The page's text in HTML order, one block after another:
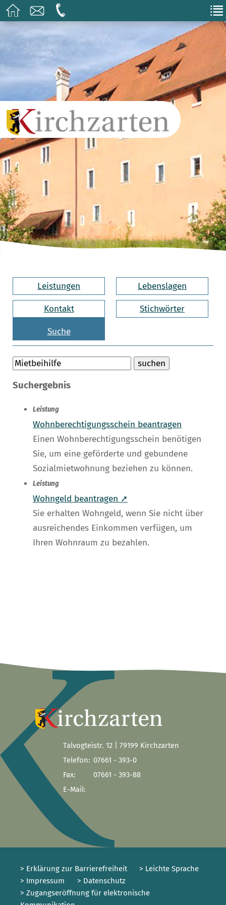
Leistungen Lebenslagen
Kontakt Stichwörter
Suche
Suchergebnis
Leistung
Wohnberechtigungsschein beantragen
Einen Wohnberechtigungsschein benötigen
Sie, um eine geförderte und gebundene
Sozialmietwohnung beziehen zu können.
Leistung
Wohngeld beantragen ➚
Sie erhalten Wohngeld, wenn Sie nicht über
ausreichendes Einkommen verfügen, um
Ihren Wohnraum zu bezahlen.
Talvogteistr. 12 | 79199 Kirchzarten
Telefon: 07661 - 393-0
Fax:
07661 - 393-88
E-Mail:
> Erklärung zur Barrierefreiheit
> Leichte Sprache
> Impressum
> Datenschutz
> Zugangseröffnung für elektronische